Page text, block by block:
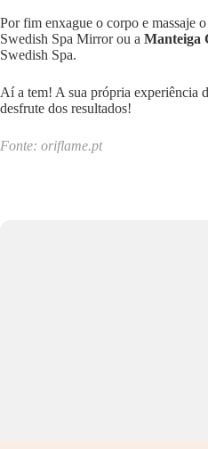
Por fim enxague o corpo e massaje o
Swedish Spa Mirror ou a Manteiga
Swedish Spa.
Aí a tem! A sua própria experiência
desfrute dos resultados!
Fonte: oriflame.pt